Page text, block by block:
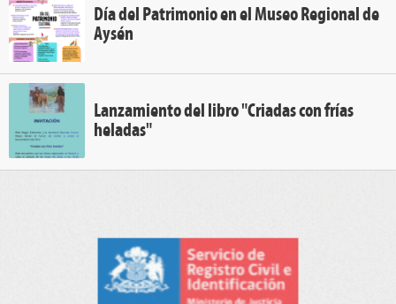
Día del Patrimonio en el Museo Regional de
Aysén
Lanzamiento del libro "Criadas con frías
heladas"